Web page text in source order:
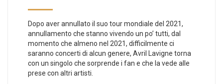
Dopo aver annullato il suo tour mondiale del 2021,
annullamento che stanno vivendo un po’ tutti, dal
momento che almeno nel 2021, difficilmente ci
saranno concerti di alcun genere, Avril Lavigne torna
con un singolo che sorprende i fan e che la vede alle
prese con altri artisti.